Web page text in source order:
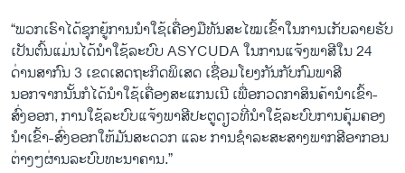
“ພວກເຮົາໄດ້ຊຸກຍູ້ການນຳໃຊ້ເຄື່ອງມືທັນສະໄໝເຂົ້າໃນການເກັບລາຍຮັບ
ເປັນຕົ້ນແມ່ນໄດ້ນຳໃຊ້ລະບົບ ASYCUDA ໃນການແຈ້ງພາສີໃນ 24
ດ່ານສາກົນ 3 ເຂດເສດຖະກິດພິເສດ ເຊື່ອມໂຍງກັນກັບກົມພາສີ
ນອກຈາກນັ້ນກໍໄດ້ນຳໃຊ້ເຄື່ອງສະແກນເນີ ເພື່ອກວດກາສິນຄ້ານຳເຂົ້າ-
ສົ່ງອອກ, ການໃຊ້ລະບົບແຈ້ງພາສີປະຕູດຽວທີ່ນຳໃຊ້ລະບົບການຄຸ້ມຄອງ
ນຳເຂົ້າ-ສົ່ງອອກໃຫ້ມັນສະດວກ ແລະ ການຊຳລະສະສາງພາກສີອາກອນ
ຕ່າງໆຜ່ານລະບົບທະນາຄານ.”